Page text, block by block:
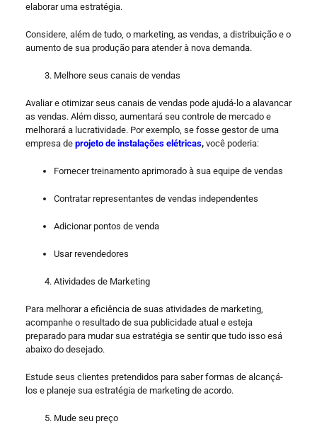
elaborar uma estratégia.
Considere, além de tudo, o marketing, as vendas, a distribuição e o
aumento de sua produção para atender à nova demanda.
Melhore seus canais de vendas
Avaliar e otimizar seus canais de vendas pode ajudá-lo a alavancar
as vendas. Além disso, aumentará seu controle de mercado e
melhorará a lucratividade. Por exemplo, se fosse gestor de uma
empresa de projeto de instalações elétricas, você poderia:
Fornecer treinamento aprimorado à sua equipe de vendas
Contratar representantes de vendas independentes
Adicionar pontos de venda
Usar revendedores
Atividades de Marketing
Para melhorar a eficiência de suas atividades de marketing,
acompanhe o resultado de sua publicidade atual e esteja
preparado para mudar sua estratégia se sentir que tudo isso esá
abaixo do desejado.
Estude seus clientes pretendidos para saber formas de alcançá-
los e planeje sua estratégia de marketing de acordo.
Mude seu preço